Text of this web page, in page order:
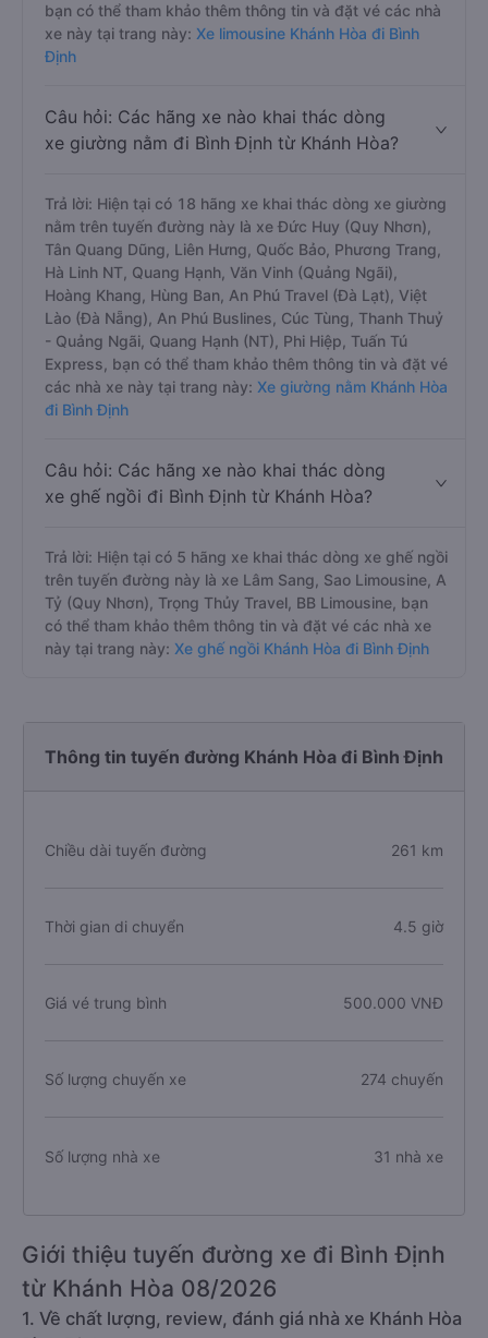
bạn có thể tham khảo thêm thông tin và đặt vé các nhà
xe này tại trang này: Xe limousine Khánh Hòa đi Bình
Định
Câu hỏi: Các hãng xe nào khai thác dòng
xe giường nằm đi Bình Định từ Khánh Hòa?
Trả lời: Hiện tại có 18 hãng xe khai thác dòng xe giường
nằm trên tuyến đường này là xe Đức Huy (Quy Nhơn),
Tân Quang Dũng, Liên Hưng, Quốc Bảo, Phương Trang,
Hà Linh NT, Quang Hạnh, Văn Vinh (Quảng Ngãi),
Hoàng Khang, Hùng Ban, An Phú Travel (Đà Lạt), Việt
Lào (Đà Nẵng), An Phú Buslines, Cúc Tùng, Thanh Thuỷ
- Quảng Ngãi, Quang Hạnh (NT), Phi Hiệp, Tuấn Tú
Express, bạn có thể tham khảo thêm thông tin và đặt vé
các nhà xe này tại trang này: Xe giường nằm Khánh Hòa
đi Bình Định
Câu hỏi: Các hãng xe nào khai thác dòng
xe ghế ngồi đi Bình Định từ Khánh Hòa?
Trả lời: Hiện tại có 5 hãng xe khai thác dòng xe ghế ngồi
trên tuyến đường này là xe Lâm Sang, Sao Limousine, A
Tỷ (Quy Nhơn), Trọng Thủy Travel, BB Limousine, bạn
có thể tham khảo thêm thông tin và đặt vé các nhà xe
này tại trang này: Xe ghế ngồi Khánh Hòa đi Bình Định
Thông tin tuyến đường Khánh Hòa đi Bình Định
Chiều dài tuyến đường 261 km
Thời gian di chuyển 4.5 giờ
Giá vé trung bình 500.000 VNĐ
Số lượng chuyến xe 274 chuyến
Số lượng nhà xe 31 nhà xe
Giới thiệu tuyến đường xe đi Bình Định
từ Khánh Hòa 08/2026
1. Về chất lượng, review, đánh giá nhà xe Khánh Hòa